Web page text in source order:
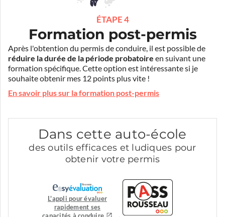
ÉTAPE 4
Formation post-permis
Après l'obtention du permis de conduire, il est possible de
réduire la durée de la période probatoire en suivant une
formation spécifique. Cette option est intéressante si je
souhaite obtenir mes 12 points plus vite !
En savoir plus sur la formation post-permis
Dans cette auto-école
des outils efficaces et ludiques pour
obtenir votre permis
L'appli pour évaluer
rapidement ses